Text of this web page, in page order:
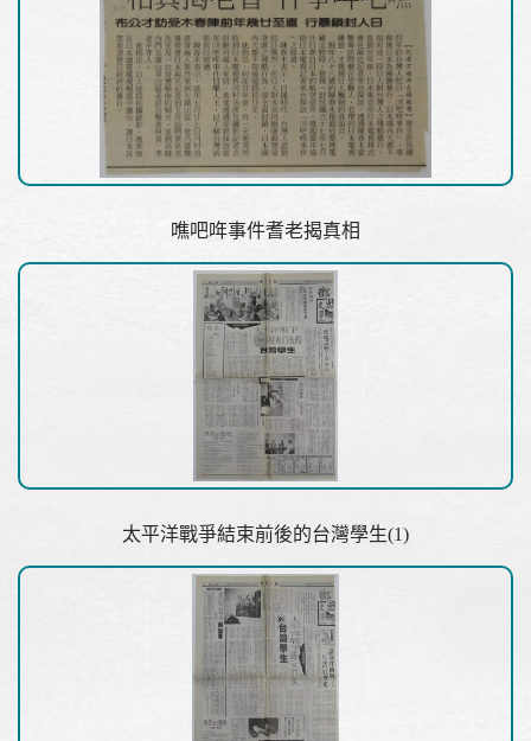
噍吧哖事件耆老揭真相
太平洋戰爭結束前後的台灣學生(1)